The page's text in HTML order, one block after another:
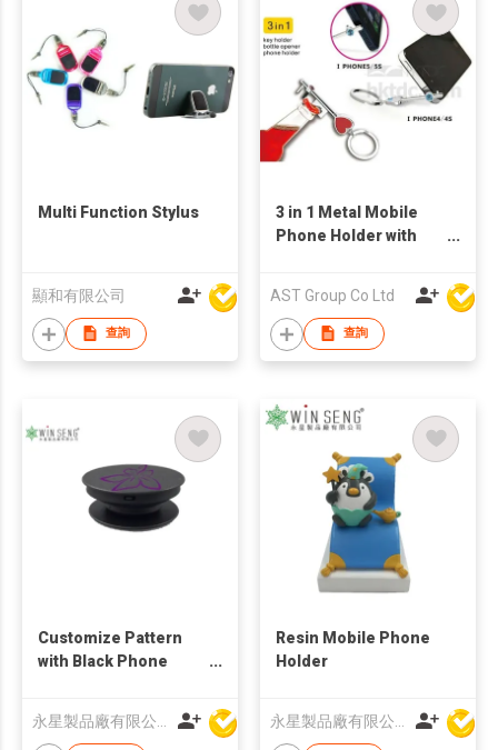
Multi Function Stylus
顯和有限公司
查詢
3 in 1 Metal Mobile
Phone Holder with
AST Group Co Ltd
查詢
Customize Pattern
with Black Phone
永星製品廠有限公司
Resin Mobile Phone
Holder
永星製品廠有限公司